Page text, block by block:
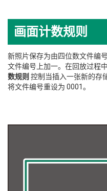
画面计数规则
新照片保存为由四位数文件编
文件编号上加一。在回放过程
数规则 控制当插入一张新的存
将文件编号重设为 0001。